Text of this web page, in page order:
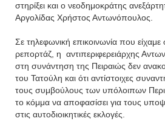
στηρίξει και ο νεοδημοκράτης
Αργολίδας Χρήστος Αντωνόπουλος.
Σε τηλεφωνική επικοινωνία που είχαμε
ρεπορτάζ, η αντιπεριφερειάρχης
στη συνάντηση της Πειραιώς δεν
του Τατούλη και ότι αντίστοιχες
τους συμβούλους των υπόλοιπων
το κόμμα να αποφασίσει για τους
στις αυτοδιοικητικές εκλογές.